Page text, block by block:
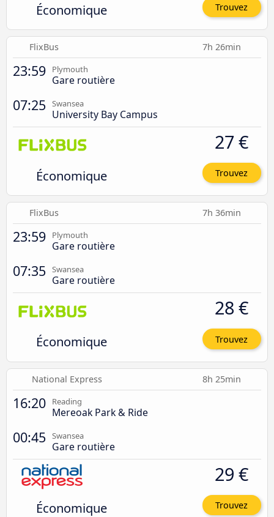
Économique Trouvez
FlixBus 7h 26min
23:59 Plymouth
Gare routière
07:25 Swansea
University Bay Campus
Économique
27 €
Trouvez
FlixBus 7h 36min
23:59 Plymouth
Gare routière
07:35 Swansea
Gare routière
Économique
28 €
Trouvez
National Express 8h 25min
16:20 Reading
Mereoak Park & Ride
00:45 Swansea
Gare routière
Économique
29 €
Trouvez